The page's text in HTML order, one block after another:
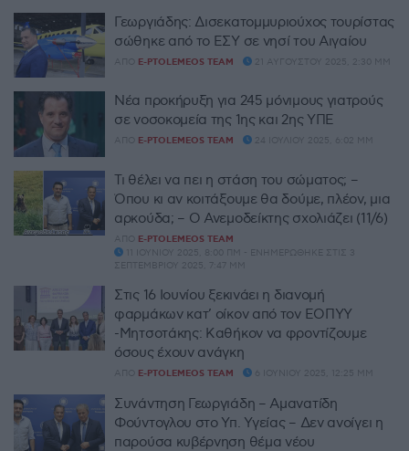
Γεωργιάδης: Δισεκατομμυριούχος τουρίστας
σώθηκε από το ΕΣΥ σε νησί του Αιγαίου
ΑΠΌ E-PTOLEMEOS TEAM 21 ΑΥΓΟΎΣΤΟΥ 2025, 2:30 ΜΜ
Νέα προκήρυξη για 245 μόνιμους γιατρούς
σε νοσοκομεία της 1ης και 2ης ΥΠΕ
ΑΠΌ E-PTOLEMEOS TEAM 24 ΙΟΥΛΊΟΥ 2025, 6:02 ΜΜ
Τι θέλει να πει η στάση του σώματος; –
Όπου κι αν κοιτάξουμε θα δούμε, πλέον, μια
αρκούδα; – Ο Ανεμοδείκτης σχολιάζει (11/6)
ΑΠΌ E-PTOLEMEOS TEAM
11 ΙΟΥΝΊΟΥ 2025, 8:00 ΠΜ - ΕΝΗΜΕΡΏΘΗΚΕ ΣΤΙΣ 3
ΣΕΠΤΕΜΒΡΊΟΥ 2025, 7:47 ΜΜ
Στις 16 Ιουνίου ξεκινάει η διανομή
φαρμάκων κατ’ οίκον από τον ΕΟΠΥΥ
-Μητσοτάκης: Καθήκον να φροντίζουμε
όσους έχουν ανάγκη
ΑΠΌ E-PTOLEMEOS TEAM 6 ΙΟΥΝΊΟΥ 2025, 12:25 ΜΜ
Συνάντηση Γεωργιάδη – Αμανατίδη
Φούντογλου στο Υπ. Υγείας – Δεν ανοίγει η
παρούσα κυβέρνηση θέμα νέου